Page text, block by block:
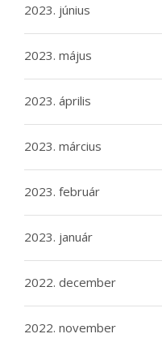
2023. június
2023. május
2023. április
2023. március
2023. február
2023. január
2022. december
2022. november